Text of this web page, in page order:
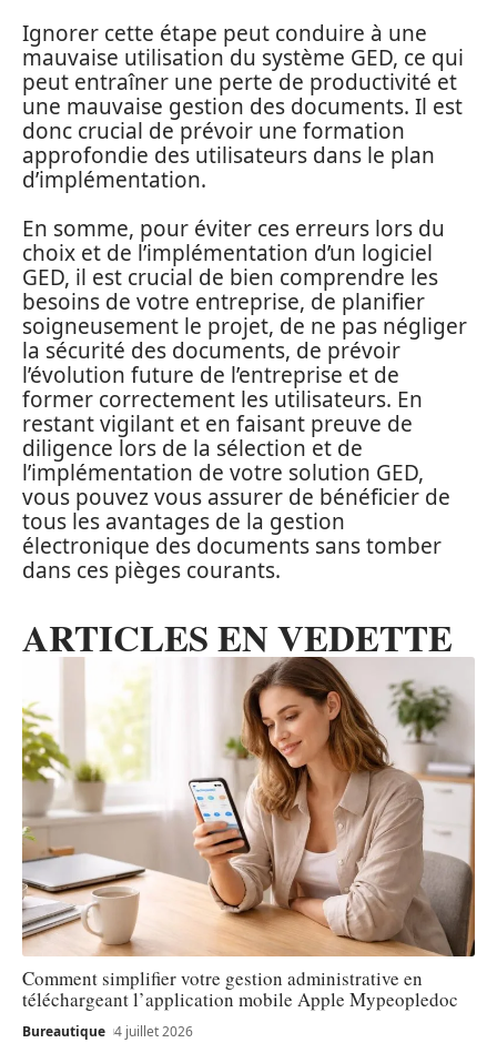
Ignorer cette étape peut conduire à une
mauvaise utilisation du système GED, ce qui
peut entraîner une perte de productivité et
une mauvaise gestion des documents. Il est
donc crucial de prévoir une formation
approfondie des utilisateurs dans le plan
d’implémentation.
En somme, pour éviter ces erreurs lors du
choix et de l’implémentation d’un logiciel
GED, il est crucial de bien comprendre les
besoins de votre entreprise, de planifier
soigneusement le projet, de ne pas négliger
la sécurité des documents, de prévoir
l’évolution future de l’entreprise et de
former correctement les utilisateurs. En
restant vigilant et en faisant preuve de
diligence lors de la sélection et de
l’implémentation de votre solution GED,
vous pouvez vous assurer de bénéficier de
tous les avantages de la gestion
électronique des documents sans tomber
dans ces pièges courants.
ARTICLES EN VEDETTE
Comment simplifier votre gestion administrative en
téléchargeant l’application mobile Apple Mypeopledoc
Bureautique 4 juillet 2026